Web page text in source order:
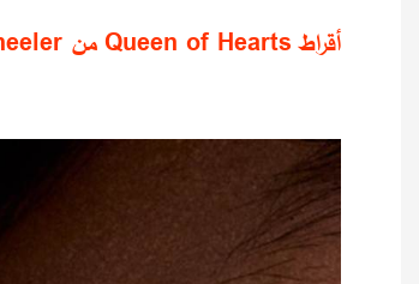
أقراط Queen of Hearts من Emily P. Wheeler